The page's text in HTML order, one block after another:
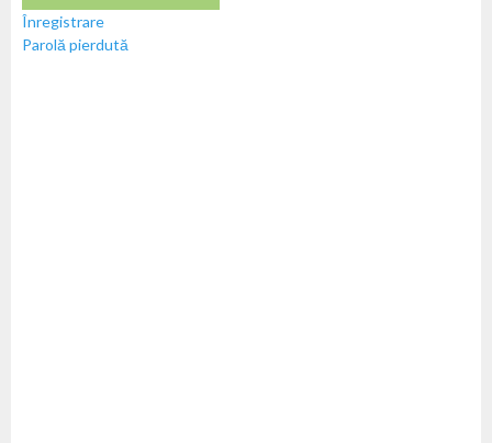
Înregistrare
Parolă pierdută